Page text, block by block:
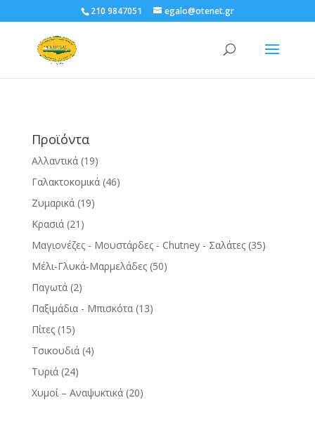
210 9847051 egalo@otenet.gr
Προϊόντα
Αλλαντικά (19)
Γαλακτοκομικά (46)
Ζυμαρικά (19)
Κρασιά (21)
Μαγιονέζες - Μουστάρδες - Chutney - Σαλάτες (35)
Μέλι-Γλυκά-Μαρμελάδες (50)
Παγωτά (2)
Παξιμάδια - Μπισκότα (13)
Πίτες (15)
Τσικουδιά (4)
Τυριά (24)
Χυμοί – Αναψυκτικά (20)